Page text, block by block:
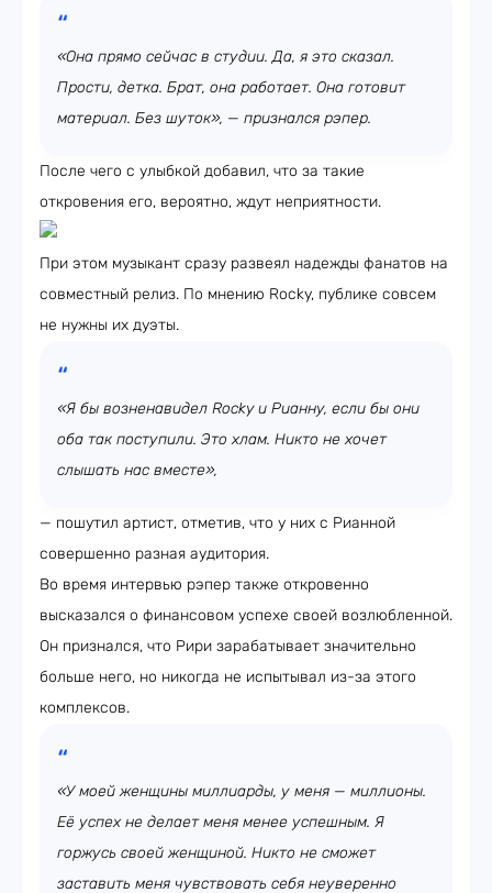
«Она прямо сейчас в студии. Да, я это сказал.
Прости, детка. Брат, она работает. Она готовит
материал. Без шуток», — признался рэпер.
После чего с улыбкой добавил, что за такие
откровения его, вероятно, ждут неприятности.
При этом музыкант сразу развеял надежды фанатов на
совместный релиз. По мнению Rocky, публике совсем
не нужны их дуэты.
«Я бы возненавидел Rocky и Рианну, если бы они
оба так поступили. Это хлам. Никто не хочет
слышать нас вместе»,
— пошутил артист, отметив, что у них с Рианной
совершенно разная аудитория.
Во время интервью рэпер также откровенно
высказался о финансовом успехе своей возлюбленной.
Он признался, что Рири зарабатывает значительно
больше него, но никогда не испытывал из-за этого
комплексов.
«У моей женщины миллиарды, у меня — миллионы.
Её успех не делает меня менее успешным. Я
горжусь своей женщиной. Никто не сможет
заставить меня чувствовать себя неуверенно